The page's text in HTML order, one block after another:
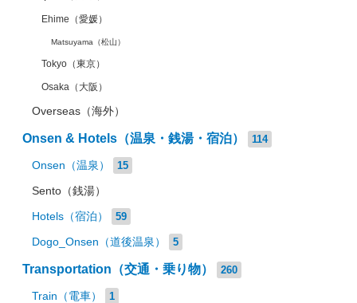
Ehime（愛媛）
Matsuyama（松山）
Tokyo（東京）
Osaka（大阪）
Overseas（海外）
Onsen & Hotels（温泉・銭湯・宿泊） 114
Onsen（温泉） 15
Sento（銭湯）
Hotels（宿泊） 59
Dogo_Onsen（道後温泉） 5
Transportation（交通・乗り物） 260
Train（電車） 1